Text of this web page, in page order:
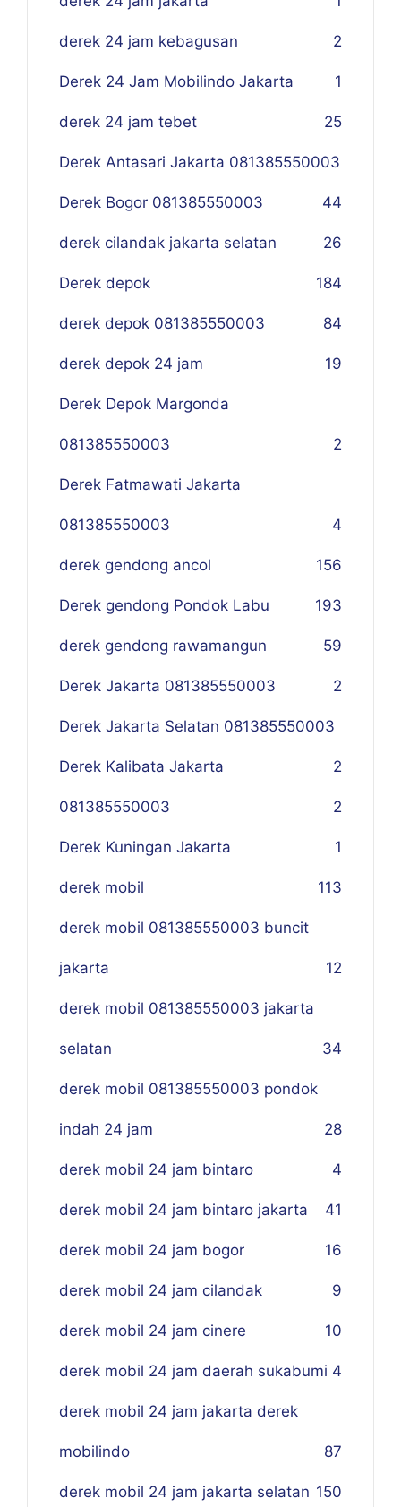
derek 24 jam kebagusan 2
Derek 24 Jam Mobilindo Jakarta 1
derek 24 jam tebet 25
Derek Antasari Jakarta 081385550003
4
Derek Bogor 081385550003 4
derek cilandak jakarta selatan 26
Derek depok 184
derek depok 081385550003 84
derek depok 24 jam 19
Derek Depok Margonda
081385550003 2
Derek Fatmawati Jakarta
081385550003 4
derek gendong ancol 156
Derek gendong Pondok Labu 193
derek gendong rawamangun 59
Derek Jakarta 081385550003 2
Derek Jakarta Selatan 081385550003
2
Derek Kalibata Jakarta
081385550003 2
Derek Kuningan Jakarta 1
derek mobil 113
derek mobil 081385550003 buncit
jakarta 12
derek mobil 081385550003 jakarta
selatan 34
derek mobil 081385550003 pondok
indah 24 jam 28
derek mobil 24 jam bintaro 4
derek mobil 24 jam bintaro jakarta 41
derek mobil 24 jam bogor 16
derek mobil 24 jam cilandak 9
derek mobil 24 jam cinere 10
derek mobil 24 jam daerah sukabumi 4
derek mobil 24 jam jakarta derek
mobilindo 87
derek mobil 24 jam jakarta selatan 150